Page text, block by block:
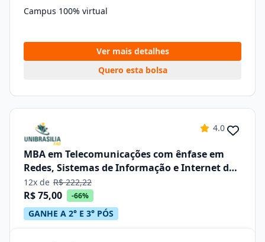
Campus 100% virtual
Ver mais detalhes
Quero esta bolsa
4.0
MBA em Telecomunicações com ênfase em
Redes, Sistemas de Informação e Internet das
Coisas - IOT
12x de R$ 222,22
R$ 75,00 -66%
GANHE A 2° E 3° PÓS